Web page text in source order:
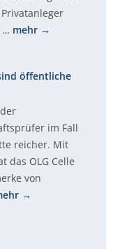
… mehr
öffentliche
im Fall
reicher. Mit
das OLG Celle
von